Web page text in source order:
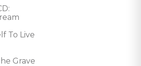
To Live
Grave